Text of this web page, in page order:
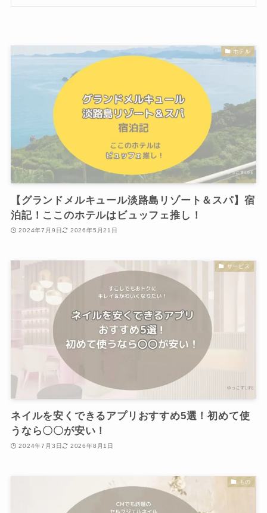
ホテル
【グランドメルキュール淡路島リゾート＆スパ】宿
泊記！ここのホテルはビュッフェ推し！
2024年7月9日 2026年5月21日
サービス
ネイルを安くできるアプリおすすめ5選！初めて使
うなら〇〇が安い！
2024年7月3日 2026年8月1日
もの